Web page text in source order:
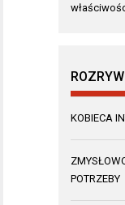
KOBIECA
POTRZEBY